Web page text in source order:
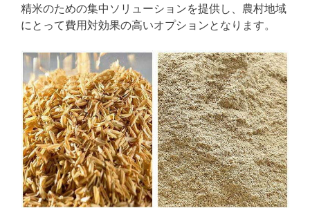
精米のための集中ソリューションを提供し、農村地域
にとって費用対効果の高いオプションとなります。